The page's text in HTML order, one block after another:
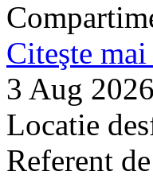
Citeşte
3 Aug 2026
Locatie
Referent